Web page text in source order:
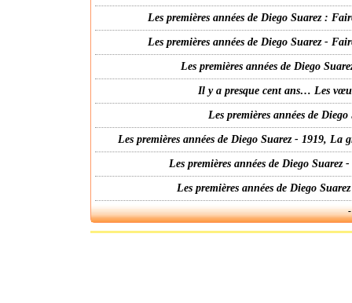
Les premières années de Diego Suarez :
Les premières années de Diego Suarez -
Les premières années de Diego
Il y a presque cent ans… Les
Les premières années de
Les premières années de Diego Suarez - 1919,
Les premières années de Diego
Les premières années de Diego